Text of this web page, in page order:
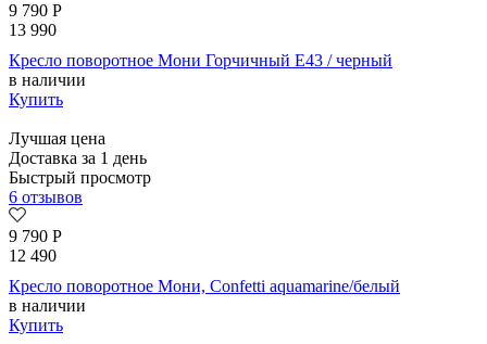
9 790 Р
13 990
Кресло поворотное Мони Горчичный E43 / черный
в наличии
Купить
Лучшая цена
Доставка за 1 день
Быстрый просмотр
6 отзывов
9 790 Р
12 490
Кресло поворотное Мони, Confetti aquamarine/белый
в наличии
Купить